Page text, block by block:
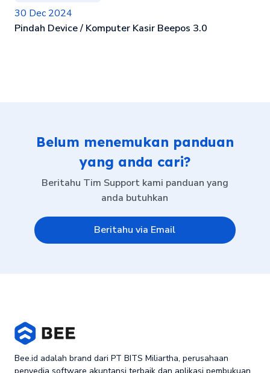
30 Dec 2024
Pindah Device / Komputer Kasir Beepos 3.0
Belum menemukan panduan
yang anda cari?
Beritahu Tim Support kami panduan yang
anda butuhkan
Beritahu via Email
Bee.id adalah brand dari PT BITS Miliartha, perusahaan